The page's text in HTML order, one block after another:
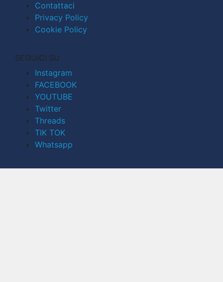
Contattaci
Privacy Policy
Cookie Policy
SEGUICI SU
Instagram
FACEBOOK
YOUTUBE
Twitter
Threads
TIK TOK
Whatsapp